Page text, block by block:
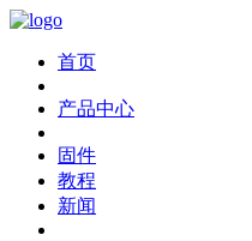
首页
产品中心
固件
教程
新闻